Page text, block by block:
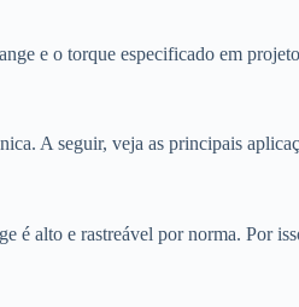
e o torque especificado em
A seguir, veja as principais
é alto e rastreável por norma. Por